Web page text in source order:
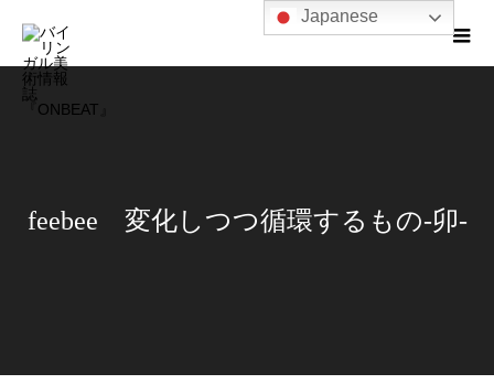
feebee 変化しつつ循環するもの-卯-
Japanese